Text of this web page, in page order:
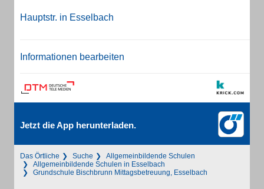
Hauptstr. in Esselbach
Informationen bearbeiten
Jetzt die App herunterladen.
Das Örtliche Suche
Allgemeinbildende Schulen
Allgemeinbildende Schulen in Esselbach
Grundschule Bischbrunn Mittagsbetreuung, Esselbach